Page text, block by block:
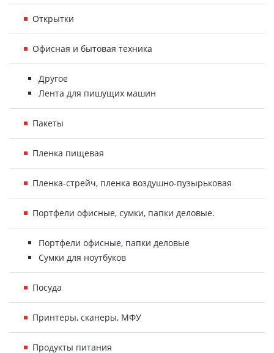
Открытки
Офисная и бытовая техника
Другое
Лента для пишущих машин
Пакеты
Пленка пищевая
Пленка-стрейч, пленка воздушно-пузырьковая
Портфели офисные, сумки, папки деловые.
Портфели офисные, папки деловые
Сумки для ноутбуков
Посуда
Принтеры, сканеры, МФУ
Продукты питания